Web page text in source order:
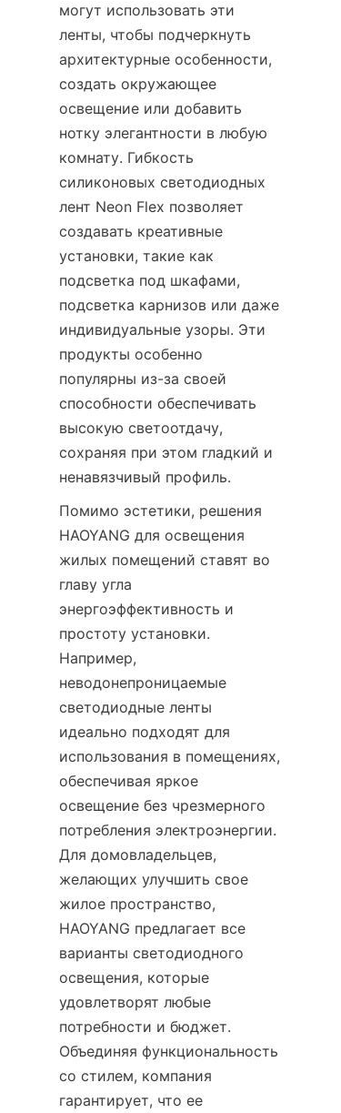
могут использовать эти
ленты, чтобы подчеркнуть
архитектурные особенности,
создать окружающее
освещение или добавить
нотку элегантности в любую
комнату. Гибкость
силиконовых светодиодных
лент Neon Flex позволяет
создавать креативные
установки, такие как
подсветка под шкафами,
подсветка карнизов или даже
индивидуальные узоры. Эти
продукты особенно
популярны из-за своей
способности обеспечивать
высокую светоотдачу,
сохраняя при этом гладкий и
ненавязчивый профиль.
Помимо эстетики, решения
HAOYANG для освещения
жилых помещений ставят во
главу угла
энергоэффективность и
простоту установки.
Например,
неводонепроницаемые
светодиодные ленты
идеально подходят для
использования в помещениях,
обеспечивая яркое
освещение без чрезмерного
потребления электроэнергии.
Для домовладельцев,
желающих улучшить свое
жилое пространство,
HAOYANG предлагает все
варианты светодиодного
освещения, которые
удовлетворят любые
потребности и бюджет.
Объединяя функциональность
со стилем, компания
гарантирует, что ее